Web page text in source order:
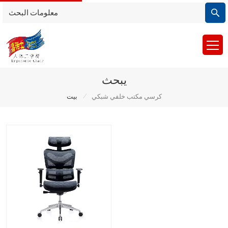
يبحث
بيت / كرسي مكتب خلفي شبكي